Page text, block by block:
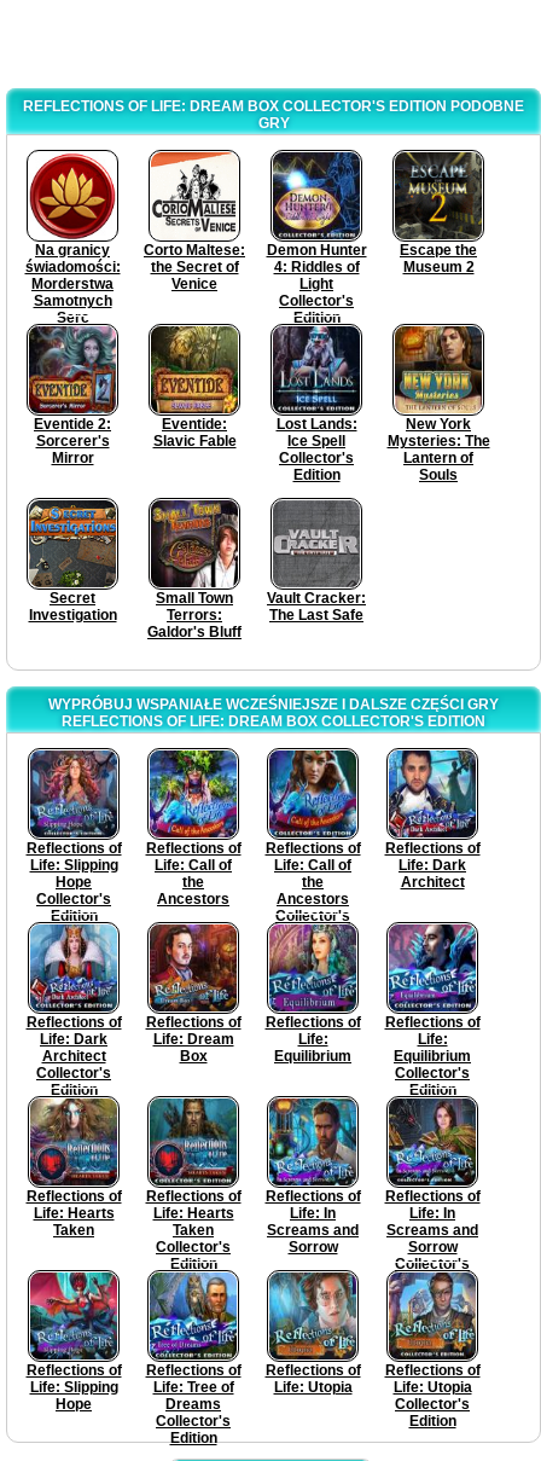
REFLECTIONS OF LIFE: DREAM BOX COLLECTOR'S EDITION PODOBNE
GRY
Na granicy
świadomości:
Morderstwa
Samotnych
Serc
Corto Maltese:
the Secret of
Venice
Demon Hunter
4: Riddles of
Light
Collector's
Edition
Escape the
Museum 2
Eventide 2:
Sorcerer's
Mirror
Eventide:
Slavic Fable
Lost Lands:
Ice Spell
Collector's
Edition
New York
Mysteries: The
Lantern of
Souls
Secret
Investigation
Small Town
Terrors:
Galdor's Bluff
Vault Cracker:
The Last Safe
WYPRÓBUJ WSPANIAŁE WCZEŚNIEJSZE I DALSZE CZĘŚCI GRY
REFLECTIONS OF LIFE: DREAM BOX COLLECTOR'S EDITION
Reflections of
Life: Slipping
Hope
Collector's
Edition
Reflections of
Life: Call of
the
Ancestors
Reflections of
Life: Call of
the
Ancestors
Collector's
Edition
Reflections of
Life: Dark
Architect
Reflections of
Life: Dark
Architect
Collector's
Edition
Reflections of
Life: Dream
Box
Reflections of
Life:
Equilibrium
Reflections of
Life:
Equilibrium
Collector's
Edition
Reflections of
Life: Hearts
Taken
Reflections of
Life: Hearts
Taken
Collector's
Edition
Reflections of
Life: In
Screams and
Sorrow
Reflections of
Life: In
Screams and
Sorrow
Collector's
Edition
Reflections of
Life: Slipping
Hope
Reflections of
Life: Tree of
Dreams
Collector's
Edition
Reflections of
Life: Utopia
Reflections of
Life: Utopia
Collector's
Edition